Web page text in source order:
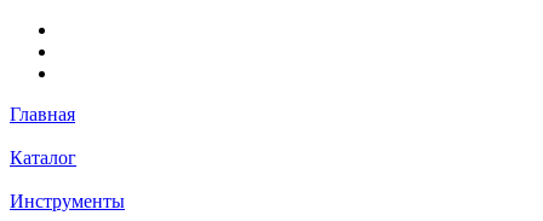
Главная
Каталог
Инструменты